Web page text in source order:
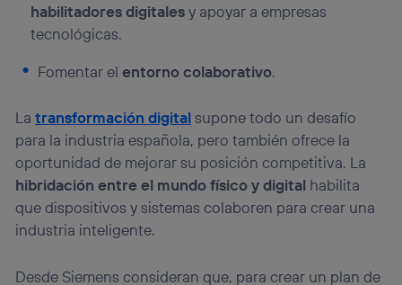
habilitadores digitalesy apoyar a empresas
tecnológicas.
Fomentar elentorno colaborativo.
Latransformación digitalsupone todo un desafío
para la industria española, pero también ofrece la
oportunidad de mejorar su posición competitiva. La
hibridación entre el mundo físico y digital habilita
que dispositivos y sistemas colaboren para crear una
industria inteligente.
Desde Siemens consideran que, para crear un plan de